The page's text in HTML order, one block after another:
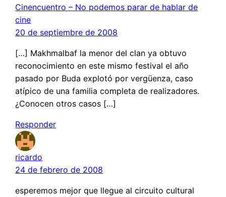
Cinencuentro – No podemos parar de hablar de
cine
20 de septiembre de 2008
[…] Makhmalbaf la menor del clan ya obtuvo
reconocimiento en este mismo festival el año
pasado por Buda explotó por vergüenza, caso
atípico de una familia completa de realizadores.
¿Conocen otros casos […]
Responder
ricardo
24 de febrero de 2008
esperemos mejor que llegue al circuito cultural